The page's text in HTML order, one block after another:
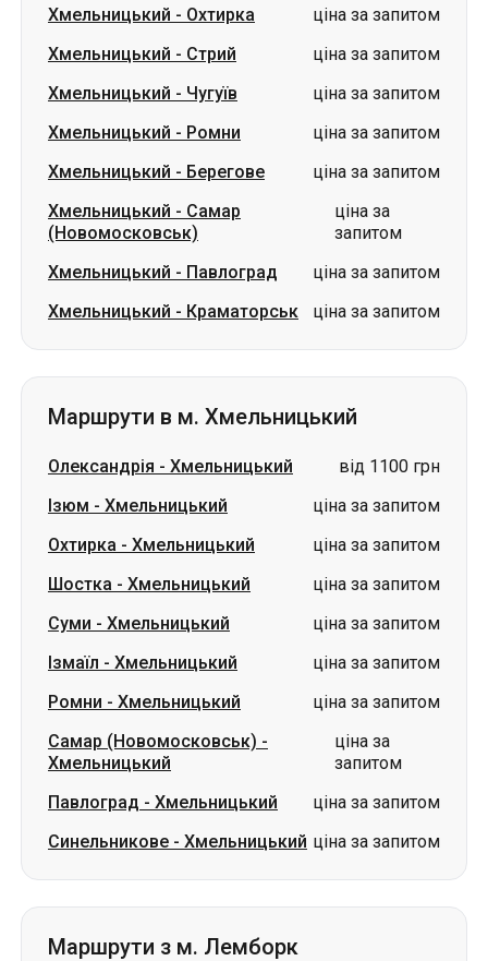
Хмельницький - Охтирка
ціна за запитом
Хмельницький - Стрий
ціна за запитом
Хмельницький - Чугуїв
ціна за запитом
Хмельницький - Ромни
ціна за запитом
Хмельницький - Берегове
ціна за запитом
Хмельницький - Самар
(Новомосковськ)
ціна за
запитом
Хмельницький - Павлоград
ціна за запитом
Хмельницький - Краматорськ ціна за запитом
Маршрути в м. Хмельницький
Олександрія - Хмельницький
від 1100 грн
Ізюм - Хмельницький
ціна за запитом
Охтирка - Хмельницький
ціна за запитом
Шостка - Хмельницький
ціна за запитом
Суми - Хмельницький
ціна за запитом
Ізмаїл - Хмельницький
ціна за запитом
Ромни - Хмельницький
ціна за запитом
Самар (Новомосковськ) -
Хмельницький
ціна за
запитом
Павлоград - Хмельницький
ціна за запитом
Синельникове - Хмельницький ціна за запитом
Маршрути з м. Лемборк